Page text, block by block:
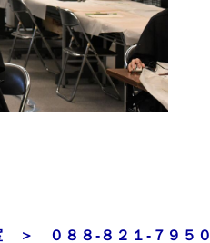
＞ ０８８-８２１-７９５０